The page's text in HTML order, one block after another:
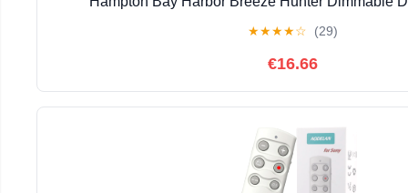
★★★★☆ (29)
€16.66